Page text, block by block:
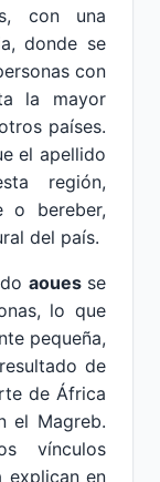
con una
donde se
con
la mayor
países.
el apellido
región,
o bereber,
del país.
aouesse
lo que
pequeña,
de
de África
el Magreb.
vínculos
explican en